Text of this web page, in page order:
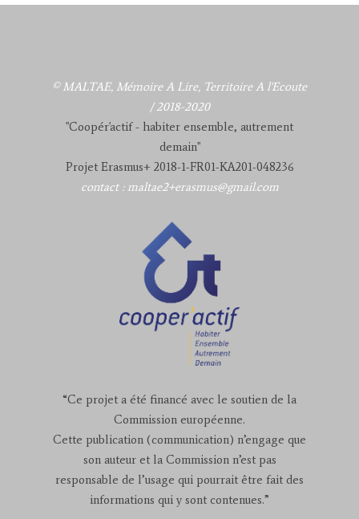
© MALTAE, Mémoire A Lire, Territoire A l'Ecoute
/ 2018-2020
"Coopér'actif - habiter ensemble, autrement
demain"
Projet Erasmus+ 2018-1-FR01-KA201-048236
contact : maltae2+erasmus@gmail.com
“Ce projet a été financé avec le soutien de la
Commission européenne.
Cette publication (communication) n’engage que
son auteur et la Commission n’est pas
responsable de l’usage qui pourrait être fait des
informations qui y sont contenues.”